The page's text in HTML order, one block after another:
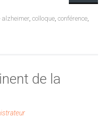
alzheimer, colloque, conférence,
de la